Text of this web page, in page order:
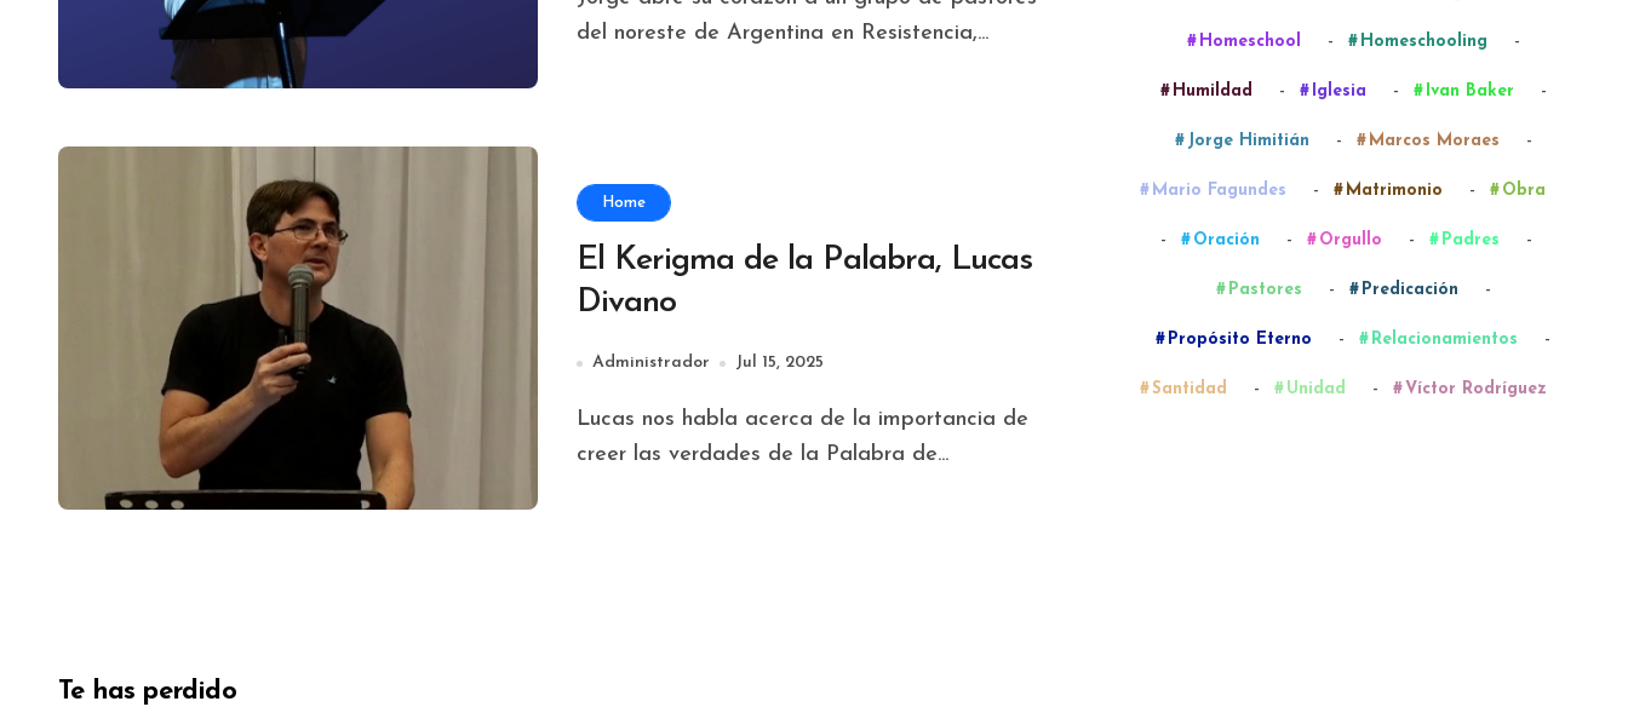
del noreste de Argentina en Resistencia,...
Home
El Kerigma de la Palabra, Lucas
Divano
Administrador Jul 15, 2025
Lucas nos habla acerca de la importancia de
creer las verdades de la Palabra de...
Homeschool - Homeschooling -
Humildad - Iglesia - Ivan Baker -
Jorge Himitián - Marcos Moraes -
Mario Fagundes - Matrimonio - Obra
- Oración - Orgullo - Padres -
Pastores - Predicación -
Propósito Eterno - Relacionamientos -
Santidad - Unidad - Víctor Rodríguez
Te has perdido